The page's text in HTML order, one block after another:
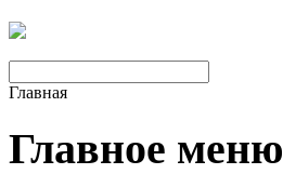
Главная
Главное меню